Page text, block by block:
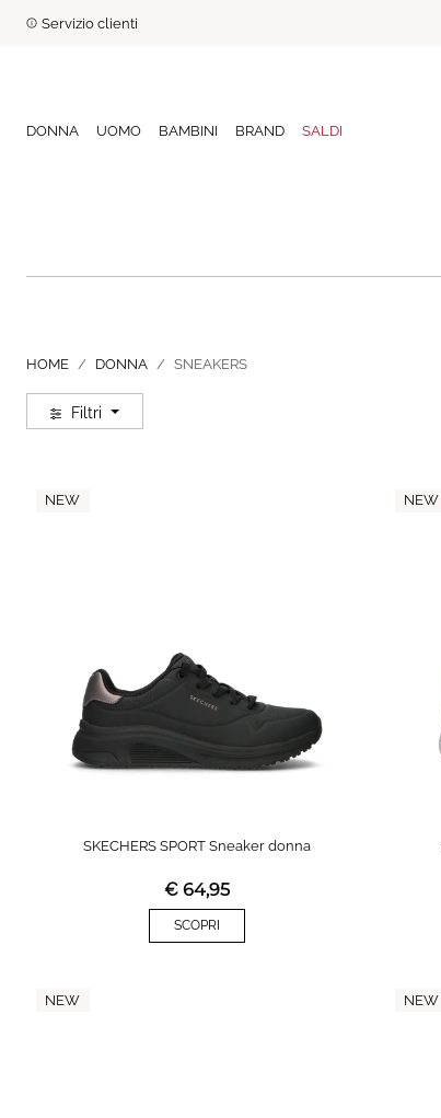
Servizio clienti
DONNA UOMO BAMBINI BRAND SALDI
HOME DONNA SNEAKERS
Filtri
NEW
SKECHERS SPORT Sneaker donna
€ 64,95
SCOPRI
NEW
NEW NEW